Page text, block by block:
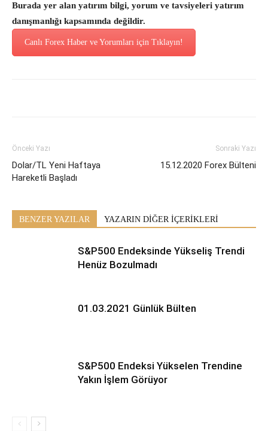
Burada yer alan yatırım bilgi, yorum ve tavsiyeleri yatırım
danışmanlığı kapsamında değildir.
Canlı Forex Haber ve Yorumları için Tıklayın!
Önceki Yazı
Dolar/TL Yeni Haftaya
Hareketli Başladı
Sonraki Yazı
15.12.2020 Forex Bülteni
BENZER YAZILAR YAZARIN DİĞER İÇERİKLERİ
S&P500 Endeksinde Yükseliş Trendi
Henüz Bozulmadı
01.03.2021 Günlük Bülten
S&P500 Endeksi Yükselen Trendine
Yakın İşlem Görüyor